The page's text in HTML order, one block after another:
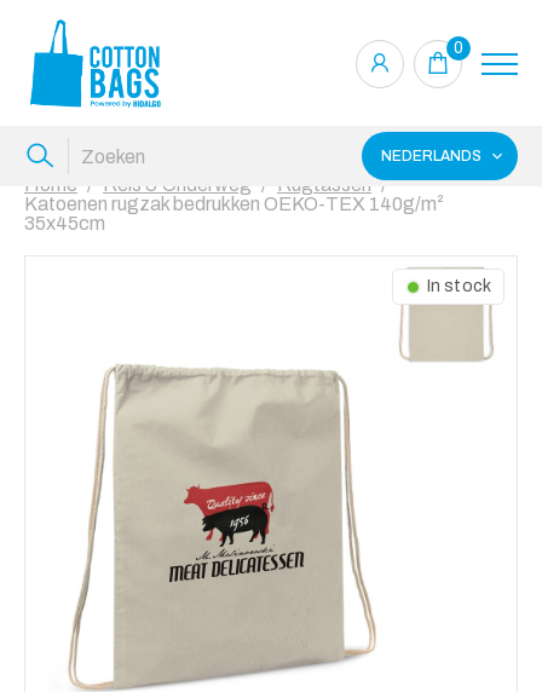
0
NEDERLANDS
Home Reis & Onderweg
Rugtassen
Katoenen rugzak bedrukken OEKO-TEX 140g/m²
35x45cm
In stock